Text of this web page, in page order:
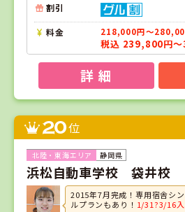
割引
料金 218,000円～
税込 239,800円
詳 細
20位
静岡県
浜松自動車学校 袋井校
2015年7月完成！専用宿舎シ
ルプランもあり！ 1/31?3/16入